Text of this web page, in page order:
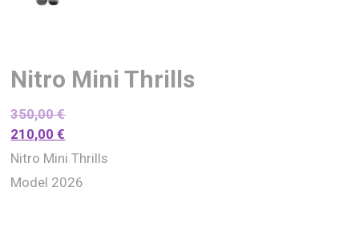
Nitro Mini Thrills
350,00€
210,00€
Nitro Mini Thrills
Model 2026